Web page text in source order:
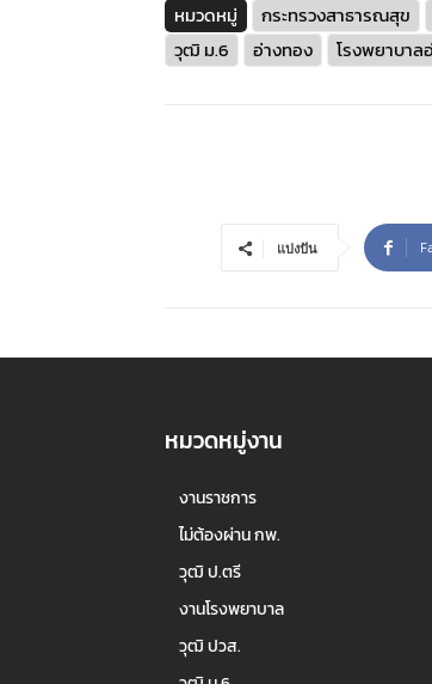
หมวดหมู่ กระทรวงสาธารณสุข
วุฒิ ม.6
อ่างทอง โรงพยาบาล
แบ่งปัน
หมวดหมู่งาน
งานราชการ
ไม่ต้องผ่าน กพ.
วุฒิ ป.ตรี
งานโรงพยาบาล
วุฒิ ปวส.